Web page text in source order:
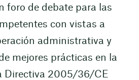
foro de debate para las
con vistas a
administrativa y
mejores prácticas en la
Directiva 2005/36/CE